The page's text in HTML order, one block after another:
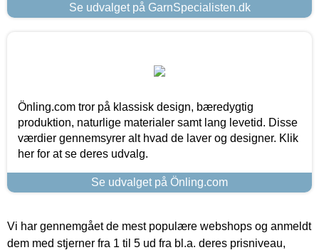
Se udvalget på GarnSpecialisten.dk
Önling.com tror på klassisk design, bæredygtig
produktion, naturlige materialer samt lang levetid. Disse
værdier gennemsyrer alt hvad de laver og designer. Klik
her for at se deres udvalg.
Se udvalget på Önling.com
Vi har gennemgået de mest populære webshops og anmeldt
dem med stjerner fra 1 til 5 ud fra bl.a. deres prisniveau,